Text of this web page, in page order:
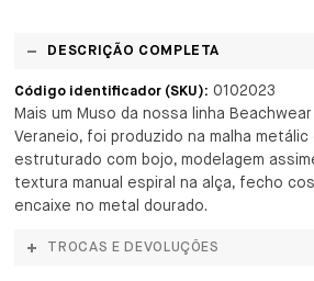
DESCRIÇÃO COMPLETA
Código identificador (SKU): 0102023
Mais um Muso da nossa linha Beachwear
Veraneio, foi produzido na malha
estruturado com bojo, modelagem
textura manual espiral na alça, fecho
encaixe no metal dourado.
TROCAS E DEVOLUÇÕES